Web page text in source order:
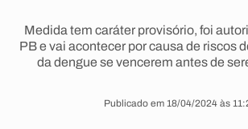
Medida tem caráter provisório, foi
PB e vai acontecer por causa de riscos
da dengue se vencerem antes de
Publicado em 18/04/2024 às